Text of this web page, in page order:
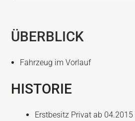
ÜBERBLICK
Fahrzeug im Vorlauf
HISTORIE
Erstbesitz Privat ab 04.2015